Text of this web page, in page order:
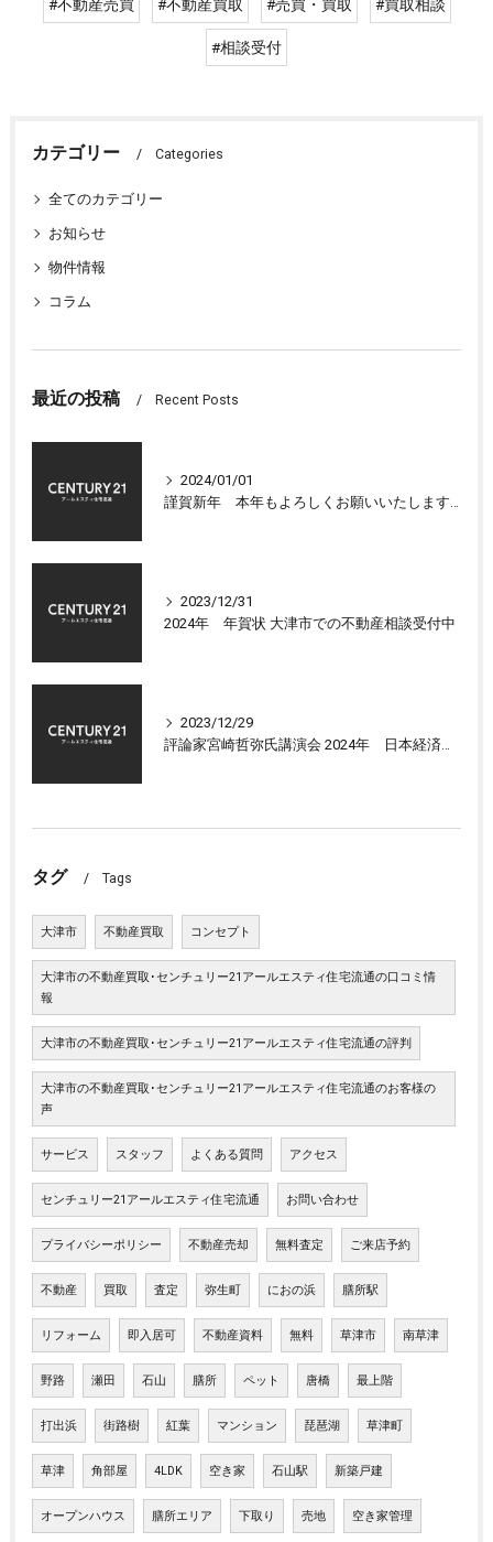
#不動産売買 #不動産買取 #売買・買取 #買取相談
#相談受付
カテゴリー Categories
全てのカテゴリー
お知らせ
物件情報
コラム
最近の投稿 Recent Posts
2024/01/01
2023/12/31
2024年 年賀状 大津市での不動産相談受付中
2023/12/29
タグ Tags
大津市 不動産買取 コンセプト
大津市の不動産買取･センチュリー21アールエスティ住宅流通の口コミ情
報
大津市の不動産買取･センチュリー21アールエスティ住宅流通の評判
大津市の不動産買取･センチュリー21アールエスティ住宅流通のお客様の
声
サービス スタッフ よくある質問 アクセス
センチュリー21アールエスティ住宅流通 お問い合わせ
プライバシーポリシー 不動産売却 無料査定 ご来店予約
不動産 買取 査定 弥生町 におの浜 膳所駅
リフォーム 即入居可 不動産資料 無料 草津市 南草津
野路 瀬田 石山 膳所 ペット 唐橋 最上階
打出浜 街路樹 紅葉 マンション 琵琶湖 草津町
草津 角部屋 4LDK 空き家 石山駅 新築戸建
オープンハウス 膳所エリア 下取り 売地 空き家管理